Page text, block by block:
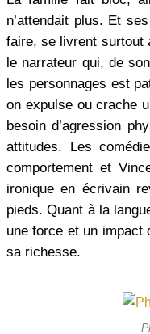
n’attendait plus. Et
faire, se livrent surtout
le narrateur qui, de
les personnages est
on expulse ou crache
besoin d’agression
attitudes. Les
comportement et
ironique en écrivain
pieds. Quant à la
une force et un impact
sa richesse.